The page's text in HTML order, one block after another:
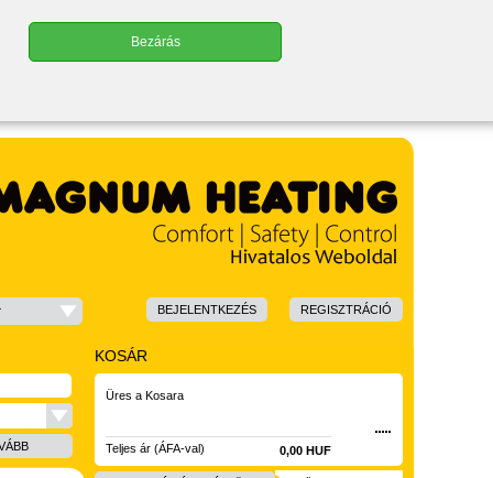
REGISZTRÁCIÓ
BEJELENTKEZÉS
KOSÁR
Üres a Kosara
Teljes ár (ÁFA-val) 0,00 HUF
Bezárás